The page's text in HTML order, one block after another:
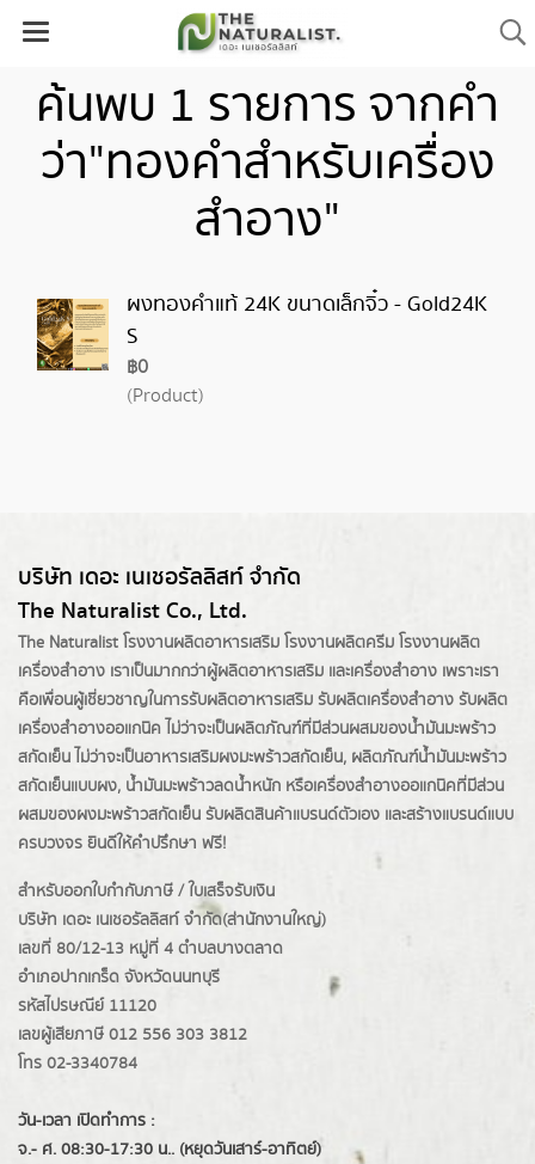
ค้นพบ 1 รายการ จากคำ
ว่า"ทองคำสำหรับเครื่อง
สำอาง"
ผงทองคำแท้ 24K ขนาดเล็กจิ๋ว - Gold24K
S
฿0
(Product)
บริษัท เดอะ เนเชอรัลลิสท์ จำกัด
The Naturalist Co., Ltd.
The Naturalist โรงงานผลิตอาหารเสริม โรงงานผลิตครีม โรงงานผลิต
เครื่องสำอาง เราเป็นมากกว่าผู้ผลิตอาหารเสริม และเครื่องสำอาง เพราะเรา
คือเพื่อนผู้เชี่ยวชาญในการรับผลิตอาหารเสริม รับผลิตเครื่องสำอาง รับผลิต
เครื่องสำอางออแกนิค ไม่ว่าจะเป็นผลิตภัณฑ์ที่มีส่วนผสมของน้ำมันมะพร้าว
สกัดเย็น ไม่ว่าจะเป็นอาหารเสริมผงมะพร้าวสกัดเย็น, ผลิตภัณฑ์น้ำมันมะพร้าว
สกัดเย็นแบบผง, น้ำมันมะพร้าวลดน้ำหนัก หรือเครื่องสำอางออแกนิคที่มีส่วน
ผสมของผงมะพร้าวสกัดเย็น รับผลิตสินค้าแบรนด์ตัวเอง และสร้างแบรนด์แบบ
ครบวงจร ยินดีให้คำปรึกษา ฟรี!
สำหรับออกใบกำกับภาษี / ใบเสร็จรับเงิน
บริษัท เดอะ เนเชอรัลลิสท์ จำกัด(ส่านักงานใหญ่)
เลขที่ 80/12-13 หมู่ที่ 4 ตำบลบางตลาด
อำเภอปากเกร็ด จังหวัดนนทบุรี
รหัสไปรษณีย์ 11120
เลขผู้เสียภาษี 012 556 303 3812
โทร 02-3340784
วัน-เวลา เปิดทำการ :
จ.- ศ. 08:30-17:30 น.. (หยุดวันเสาร์-อาทิตย์)